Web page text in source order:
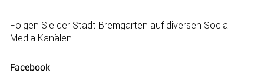
Folgen Sie der Stadt Bremgarten auf diversen Social
Media Kanälen.
Facebook